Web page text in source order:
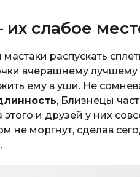
слабое
распускать
вчерашнему лучшему
ему в уши. Не
, Близнецы
и друзей у них
не моргнут, сделав